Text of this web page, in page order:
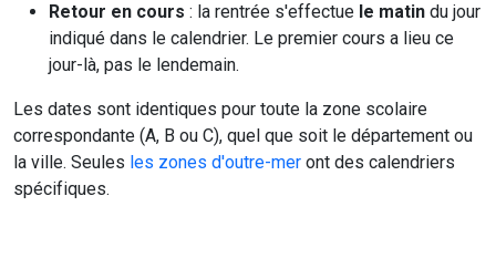
Retour en cours : la rentrée s'effectue le matin du jour
indiqué dans le calendrier. Le premier cours a lieu ce
jour-là, pas le lendemain.
Les dates sont identiques pour toute la zone scolaire
correspondante (A, B ou C), quel que soit le département ou
la ville. Seules les zones d'outre-mer ont des calendriers
spécifiques.